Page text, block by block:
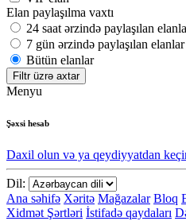
Elan paylaşılma vaxtı
24 saat ərzində paylaşılan
7 gün ərzində paylaşılan elanlar
Bütün elanlar
Filtr üzrə axtar
Menyu
Şəxsi hesab
Daxil olun və ya qeydiyyatdan
Dil:
Ana səhifə Xəritə Mağazalar Bloq
Xidmət Şərtləri İstifadə qaydaları